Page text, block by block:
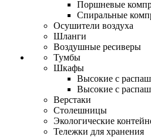
Поршневые
Спиральные
Осушители воздуха
Шланги
Воздушные ресиверы
Тумбы
Шкафы
Высокие с
Высокие с
Верстаки
Столешницы
Экологические
Тележки для хранения